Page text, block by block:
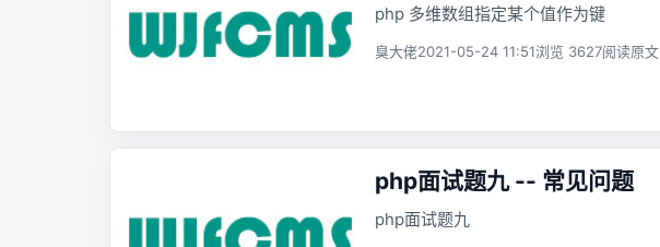
php 多维数组指定某个值作为键
臭大佬2021-05-24 11:51浏览 3627阅读原文
php面试题九 -- 常见问题
php面试题九